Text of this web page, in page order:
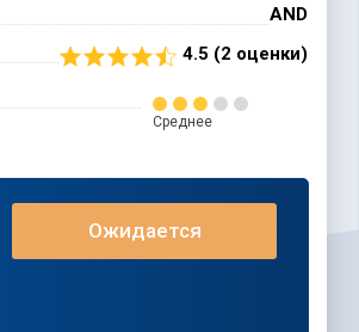
AND
4.5 (2 оценки)
Среднее
Ожидается